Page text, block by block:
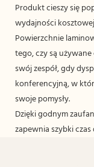
Produkt cieszy się
wydajności
Powierzchnie
tego, czy są
swój zespół, gdy
konferencyjną, w
swoje pomysły.
Dzięki godnym
zapewnia szybki